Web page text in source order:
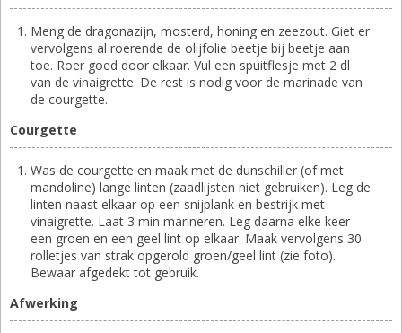
Meng de dragonazijn, mosterd, honing en zeezout. Giet er
vervolgens al roerende de olijfolie beetje bij beetje aan
toe. Roer goed door elkaar. Vul een spuitflesje met 2 dl
van de vinaigrette. De rest is nodig voor de marinade van
de courgette.
Courgette
Was de courgette en maak met de dunschiller (of met
mandoline) lange linten (zaadlijsten niet gebruiken). Leg de
linten naast elkaar op een snijplank en bestrijk met
vinaigrette. Laat 3 min marineren. Leg daarna elke keer
een groen en een geel lint op elkaar. Maak vervolgens 30
rolletjes van strak opgerold groen/geel lint (zie foto).
Bewaar afgedekt tot gebruik.
Afwerking